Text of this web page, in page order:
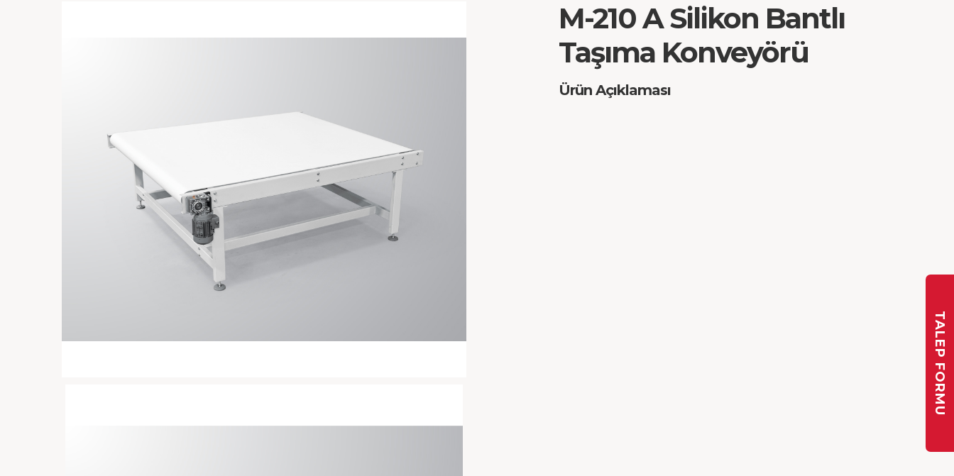
TALEP FORMU
M-210 A Silikon Bantlı
Taşıma Konveyörü
Ürün Açıklaması